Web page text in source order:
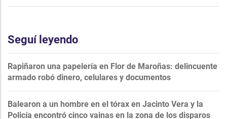
Seguí leyendo
Rapiñaron una papelería en Flor de Maroñas: delincuente
armado robó dinero, celulares y documentos
Balearon a un hombre en el tórax en Jacinto Vera y la
Policía encontró cinco vainas en la zona de los disparos